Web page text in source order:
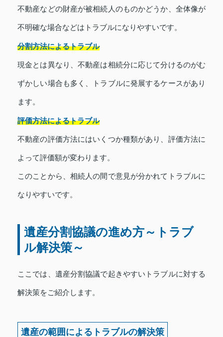
不動産などの財産が被相続人のものかどうか、全体像が
不明確な場合などはトラブルになりやすいです。
分割方法によるトラブル
現金とは異なり、不動産は相続分に応じて分けるのがむ
ずかしい場合も多く、トラブルに発展するケースがあり
ます。
評価方法によるトラブル
不動産の評価方法にはいくつか種類があり、評価方法に
よって評価額が変わります。
このことから、相続人の間で意見が分かれてトラブルに
なりやすいです。
遺産分割協議の進め方～トラブ
ル解決策～
ここでは、遺産分割協議で起きやすいトラブルに対する
解決策をご紹介します。
遺産の範囲によるトラブルの解決策